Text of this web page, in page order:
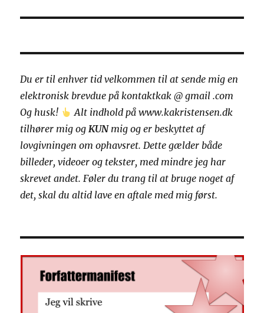
Du er til enhver tid velkommen til at sende mig en
elektronisk brevdue på kontaktkak @ gmail .com
Og husk!
Alt indhold på www.kakristensen.dk
tilhører mig ogKUN mig og er beskyttet af
lovgivningen om ophavsret. Dette gælder både
billeder, videoer og tekster, med mindre jeg har
skrevet andet. Føler du trang til at bruge noget af
det, skal du altid lave en aftale med mig først.